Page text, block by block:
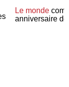
Le monde
anniversaire